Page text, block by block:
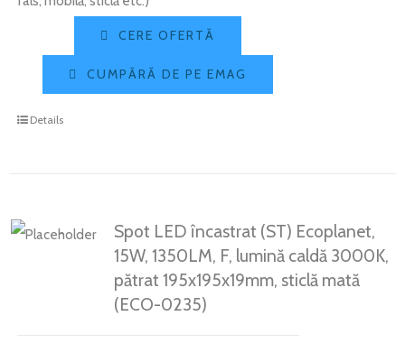
CERE OFERTĂ
CUMPĂRĂ DE PE EMAG
Details
Spot LED încastrat (ST) Ecoplanet,
15W, 1350LM, F, lumină caldă 3000K,
pătrat 195x195x19mm, sticlă mată
(ECO-0235)